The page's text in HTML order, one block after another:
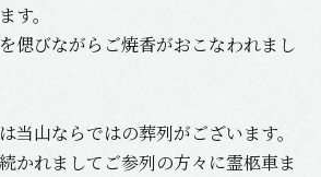
す。
偲びながらご焼香がおこなわれまし
当山ならではの葬列がございます。
かれましてご参列の方々に霊柩車ま